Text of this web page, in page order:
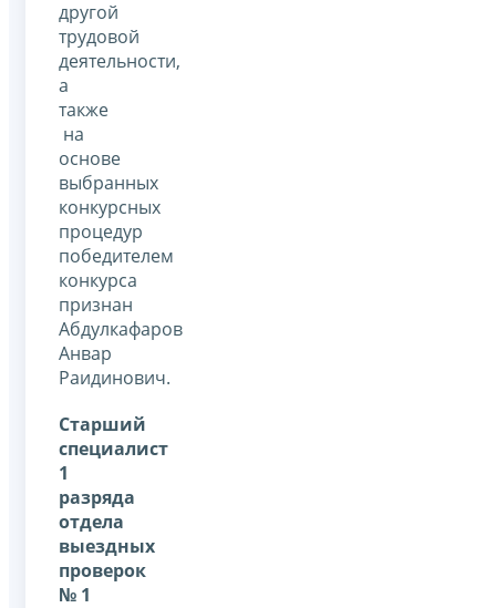
другой
трудовой
деятельности,
а
также
на
основе
выбранных
конкурсных
процедур
победителем
конкурса
признан
Абдулкафаров
Анвар
Раидинович.
Старший
специалист
1
разряда
отдела
выездных
проверок
№ 1